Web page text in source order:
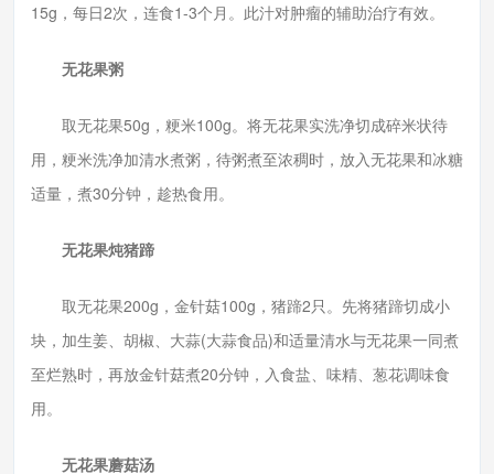
15g，每日2次，连食1-3个月。此汁对肿瘤的辅助治疗有效。
无花果粥
取无花果50g，粳米100g。将无花果实洗净切成碎米状待
用，粳米洗净加清水煮粥，待粥煮至浓稠时，放入无花果和冰糖
适量，煮30分钟，趁热食用。
无花果炖猪蹄
取无花果200g，金针菇100g，猪蹄2只。先将猪蹄切成小
块，加生姜、胡椒、大蒜(大蒜食品)和适量清水与无花果一同煮
至烂熟时，再放金针菇煮20分钟，入食盐、味精、葱花调味食
用。
无花果蘑菇汤